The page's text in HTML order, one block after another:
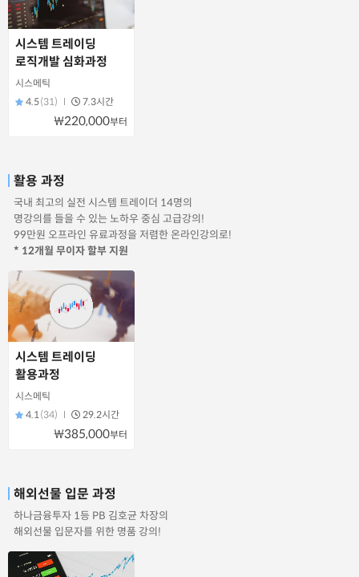
시스템 트레이딩
로직개발 심화과정
시스메틱
4.5(31) 7.3시간
₩220,000부터
활용 과정
국내 최고의 실전 시스템 트레이더 14명의
명강의를 들을 수 있는 노하우 중심 고급강의!
99만원 오프라인 유료과정을 저렴한 온라인강의로!
* 12개월 무이자 할부 지원
시스템 트레이딩
활용과정
시스메틱
4.1 (34) 29.2시간
₩385,000부터
해외선물 입문 과정
하나금융투자 1등 PB 김호균 차장의
해외선물 입문자를 위한 명품 강의!